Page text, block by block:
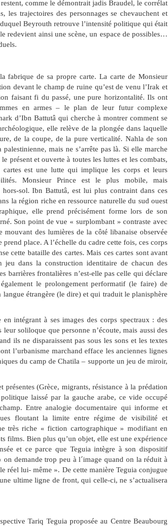
comme le démontrait jadis Braudel, le corrélat
les trajectoires des personnages se chevauchent et
Beyrouth retrouve l’intensité politique qui était
redevient ainsi une scène, un espace de possibles…
fabrique de sa propre carte. La carte de Monsieur
devant le champ de ruine qu’est de venu l’Irak et
faisant fi du passé, une pure horizontalité. Ils ont
en armes – le plan de leur futur complexe
d’Ibn Battutâ qui cherche à montrer comment se
elle relève de la plongée dans laquelle
de la coupe, de la pure verticalité. Nahla de son
mais ne s’arrête pas là. Si elle marche
présent et ouverte à toutes les luttes et les combats,
est une lutte qui implique les corps et leurs
Monsieur Prince est le plus mobile, mais
sol. Ibn Battutâ, est lui plus contraint dans ces
la région riche en ressource naturelle du sud ouest
elle prend précisément forme lors de son
Son point de vue « surplombant » contraste avec
des lumières de la côté libanaise observée
place. A l’échelle du cadre cette fois, ces corps
cette bataille des cartes. Mais ces cartes sont avant
dans la construction identitaire de chacun des
barrières frontalières n’est-elle pas celle qui déclare
le prolongement performatif (le faire) de
langue étrangère (le dire) et qui traduit le planisphère
intégrant à ses images des corps spectraux : des
soliloque que personne n’écoute, mais aussi des
ils ne disparaissent pas sous les sons et les textes
l’urbanisme marchand efface les anciennes lignes
du camp de Chatila – supporte un jeu de miroir,
(Grèce, migrants, résistance à la prédation
laissé par la gauche arabe, ce vide occupé
Entre analogie documentaire qui informe et
floutant la limite entre régime de visibilité et
très riche « fiction cartographique » modifiant en
films. Bien plus qu’un objet, elle est une expérience
et ce parce que Teguia intègre à son dispositif
demande trop peu à l´image quand on la réduit à
réel lui- même ». De cette manière Teguia conjugue
ultime ligne de front, qui celle-ci, ne s’actualisera
Tariq Teguia proposée au Centre Beaubourg